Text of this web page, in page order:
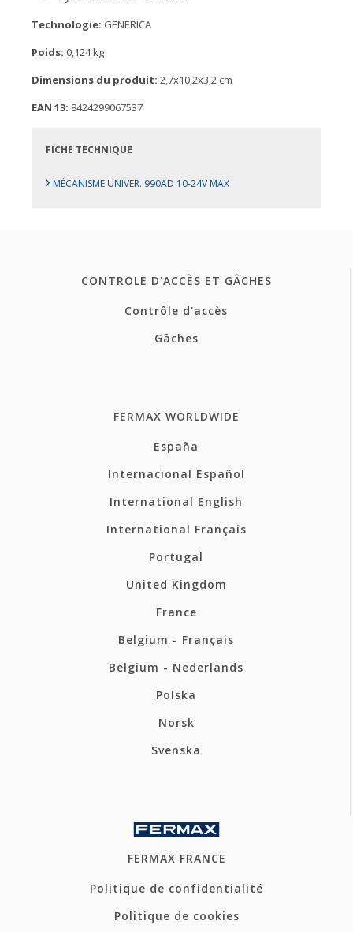
Technologie: GENERICA
Poids: 0,124 kg
Dimensions du produit: 2,7x10,2x3,2 cm
EAN 13: 8424299067537
FICHE TECHNIQUE
› MÉCANISME UNIVER. 990AD 10-24V MAX
CONTROLE D'ACCÈS ET GÂCHES
Contrôle d'accès
Gâches
FERMAX WORLDWIDE
España
Internacional Español
International English
International Français
Portugal
United Kingdom
France
Belgium - Français
Belgium - Nederlands
Polska
Norsk
Svenska
FERMAX FRANCE
Politique de confidentialité
Politique de cookies